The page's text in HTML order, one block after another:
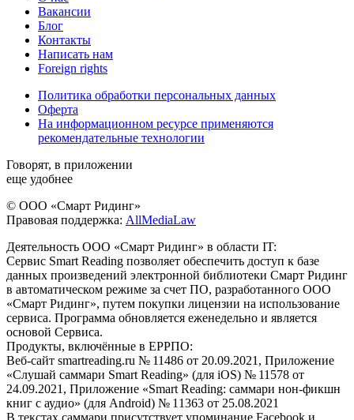
Вакансии
Блог
Контакты
Написать нам
Foreign rights
Политика обработки персональных данных
Оферта
На информационном ресурсе применяются
рекомендательные технологии
Говорят, в приложении
еще удобнее
© ООО «Смарт Ридинг»
Правовая поддержка: AllMediaLaw
Деятельность ООО «Смарт Ридинг» в области IT:
Сервис Smart Reading позволяет обеспечить доступ к базе
данных произведений электронной библиотеки Смарт Ридинг
в автоматическом режиме за счет ПО, разработанного ООО
«Смарт Ридинг», путем покупки лицензии на использование
сервиса. Программа обновляется еженедельно и является
основой Сервиса.
Продукты, включённые в ЕРРПО:
Веб-сайт smartreading.ru № 11486 от 20.09.2021, Приложение
«Слушай саммари Smart Reading» (для iOS) № 11578 от
24.09.2021, Приложение «Smart Reading: саммари нон-фикшн
книг с аудио» (для Android) № 11363 от 25.08.2021
В текстах саммари присутствует упоминание Facebook и